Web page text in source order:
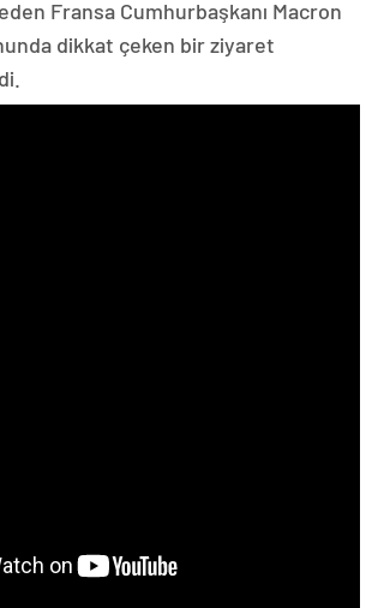
Fransa Cumhurbaşkanı Macron
dikkat çeken bir ziyaret